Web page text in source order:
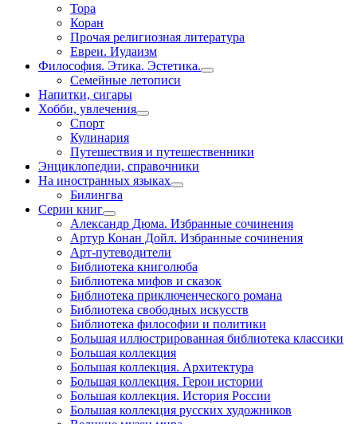
Тора
Коран
Прочая религиозная литература
Евреи. Иудаизм
Философия. Этика. Эстетика.
Семейные летописи
Напитки, сигары
Хобби, увлечения
Спорт
Кулинария
Путешествия и путешественники
Энциклопедии, справочники
На иностранных языках
Билингва
Серии книг
Александр Дюма. Избранные сочинения
Артур Конан Дойл. Избранные сочинения
Арт-путеводители
Библиотека книголюба
Библиотека мифов и сказок
Библиотека приключенческого романа
Библиотека свободных искусств
Библиотека философии и политики
Большая иллюстрированная библиотека классики
Большая коллекция
Большая коллекция. Архитектура
Большая коллекция. Герои истории
Большая коллекция. История России
Большая коллекция русских художников